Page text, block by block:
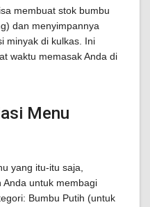
membuat stok bumbu
dan menyimpannya
minyak di kulkas. Ini
waktu memasak Anda di
Menu
yang itu-itu saja,
untuk membagi
Bumbu Putih (untuk